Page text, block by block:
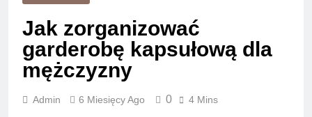
Jak zorganizować
garderobę kapsułową dla
mężczyzny
Admin 6 Miesięcy Ago 0 4 Mins